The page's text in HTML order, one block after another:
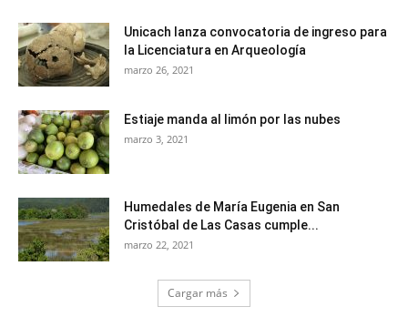
Unicach lanza convocatoria de ingreso para
la Licenciatura en Arqueología
marzo 26, 2021
Estiaje manda al limón por las nubes
marzo 3, 2021
Humedales de María Eugenia en San
Cristóbal de Las Casas cumple...
marzo 22, 2021
Cargar más